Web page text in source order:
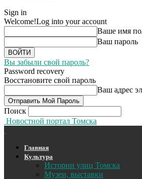
Sign in
Welcome!Log into your account
Ваше имя
Ваш пароль
Вы забыли свой пароль?
Password recovery
Восстановите свой пароль
Ваш адрес
Поиск
Новостной портал Томска
Главная
Культура
Истории улиц Томска
Музеи, выставки